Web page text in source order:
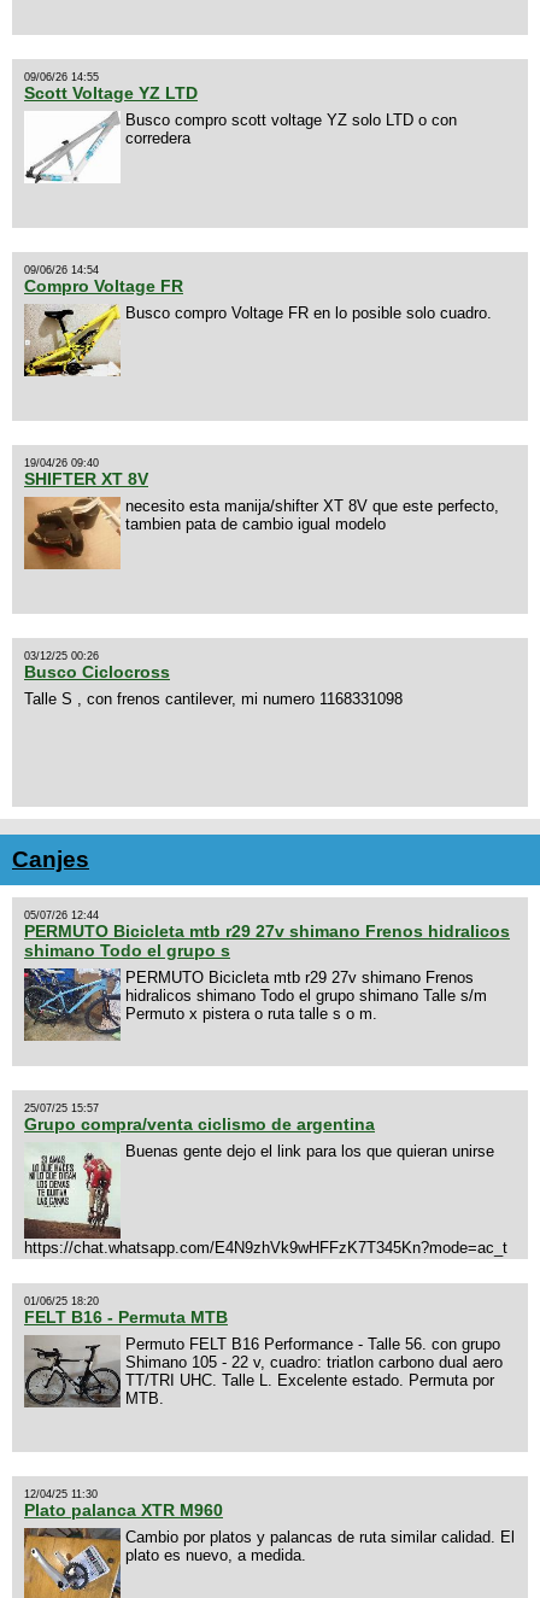
09/06/26 14:55
Scott Voltage YZ LTD
Busco compro scott voltage YZ solo LTD o con
corredera
09/06/26 14:54
Compro Voltage FR
Busco compro Voltage FR en lo posible solo cuadro.
19/04/26 09:40
SHIFTER XT 8V
necesito esta manija/shifter XT 8V que este perfecto,
tambien pata de cambio igual modelo
03/12/25 00:26
Busco Ciclocross
Talle S , con frenos cantilever, mi numero 1168331098
Canjes
05/07/26 12:44
PERMUTO Bicicleta mtb r29 27v shimano Frenos hidralicos
shimano Todo el grupo s
PERMUTO Bicicleta mtb r29 27v shimano Frenos
hidralicos shimano Todo el grupo shimano Talle s/m
Permuto x pistera o ruta talle s o m.
25/07/25 15:57
Grupo compra/venta ciclismo de argentina
Buenas gente dejo el link para los que quieran unirse
https://chat.whatsapp.com/E4N9zhVk9wHFFzK7T345Kn?mode=ac_t
01/06/25 18:20
FELT B16 - Permuta MTB
Permuto FELT B16 Performance - Talle 56. con grupo
Shimano 105 - 22 v, cuadro: triatlon carbono dual aero
TT/TRI UHC. Talle L. Excelente estado. Permuta por
MTB.
12/04/25 11:30
Plato palanca XTR M960
Cambio por platos y palancas de ruta similar calidad. El
plato es nuevo, a medida.